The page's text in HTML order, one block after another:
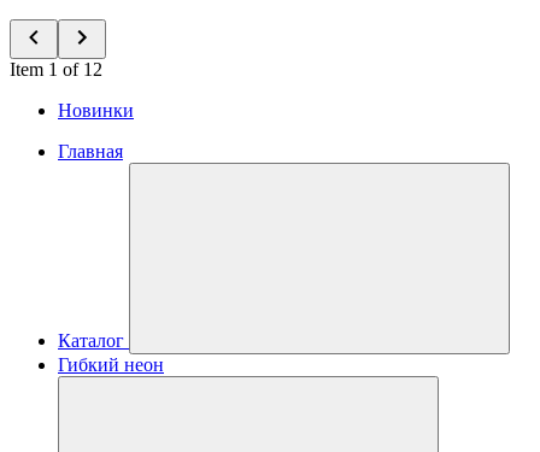
Item 1 of 12
Новинки
Главная
Каталог
Гибкий неон